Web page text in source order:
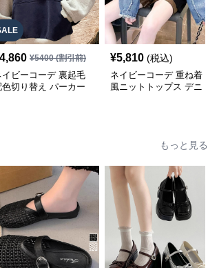
4,860 ¥5400(割引前)
イビーコーデ 裏起毛
色切り替え パーカー
¥5,810 (税込)
ネイビーコーデ 重ね着
風ニットトップス デニ
もっと見る